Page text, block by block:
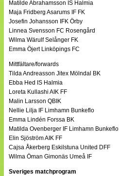
Split vision
Om oss
Annonsera
Statistik
Tipsa Damfotboll
Kontakt
Matilde Abrahamsson IS Halmia
Maja Fridberg Asarums IF FK
Josefin Johansson IFK Örby
Linnea Svensson FC Rosengård
Wilma Wärulf Selånger FK
Emma Öjert Linköpings FC
Mittfältare/forwards
Tilda Andreasson Jitex Mölndal BK
Ebba Hed IS Halmia
Loreta Kullashi AIK FF
Malin Larsson QBIK
Nellie Lilja IF Limhamn Bunkeflo
Emma Lindén Forssa BK
Matilda Ovenberger IF Limhamn Bunkeflo
Elin Sjöström AIK FF
Cajsa Åkerberg Eskilstuna United DFF
Wilma Öman Gimonäs Umeå IF
Sveriges matchprogram